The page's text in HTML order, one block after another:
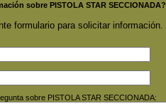
sobre PISTOLA STAR SECCIONADA?
formulario para solicitar información.
sobre PISTOLA STAR SECCIONADA: